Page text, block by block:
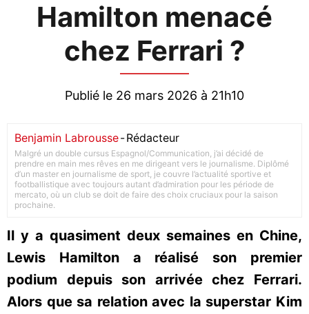
Hamilton menacé
chez Ferrari ?
Publié le 26 mars 2026 à 21h10
Benjamin Labrousse-Rédacteur
Malgré un double cursus Espagnol/Communication, j’ai décidé de
prendre en main mes rêves en me dirigeant vers le journalisme. Diplômé
d’un master en journalisme de sport, je couvre l’actualité sportive et
footballistique avec toujours autant d’admiration pour les période de
mercato, où un club se doit de faire des choix cruciaux pour la saison
prochaine.
Il y a quasiment deux semaines en Chine,
Lewis Hamilton a réalisé son premier
podium depuis son arrivée chez Ferrari.
Alors que sa relation avec la superstar Kim